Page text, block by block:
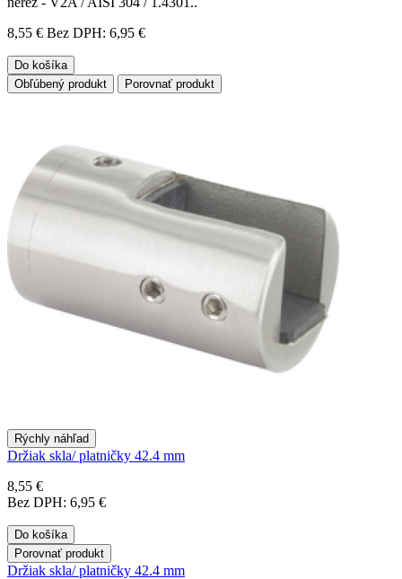
8,55 € Bez DPH: 6,95 €
Do košíka
Obľúbený produkt
Porovnať produkt
Rýchly náhľad
Držiak skla/ platničky 42.4 mm
8,55 €
Bez DPH: 6,95 €
Do košíka
Porovnať produkt
Držiak skla/ platničky 42.4 mm